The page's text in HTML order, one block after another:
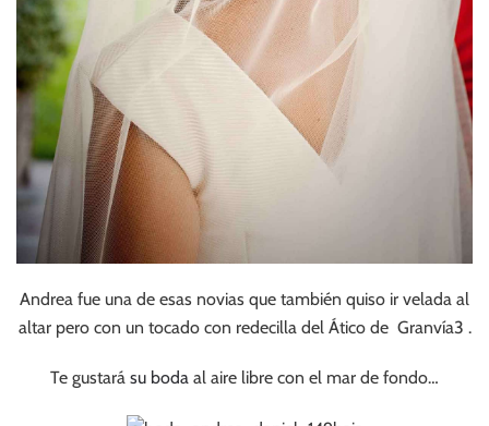
Andrea fue una de esas novias que también quiso ir velada al
altar pero con un tocado con redecilla del Ático de Granvía3 .
Te gustará su boda al aire libre con el mar de fondo…